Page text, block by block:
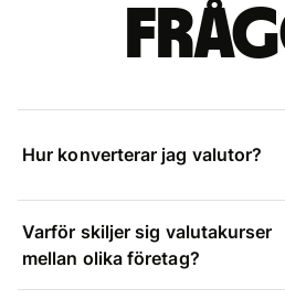
Hur konverterar jag valutor?
Varför skiljer sig valutakurser
mellan olika företag?